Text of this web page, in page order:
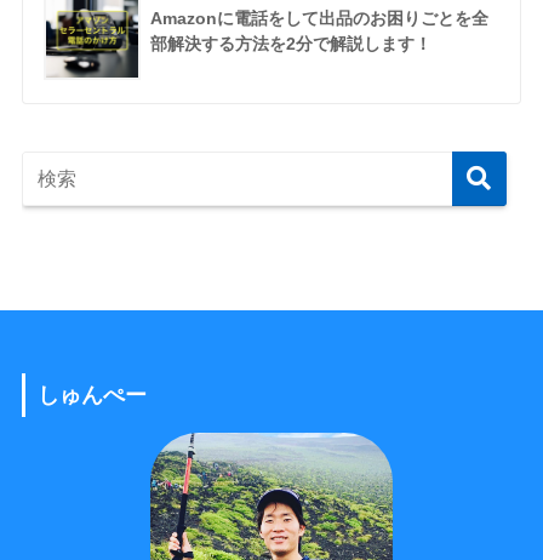
Amazonに電話をして出品のお困りごとを全
部解決する方法を2分で解説します！
しゅんぺー